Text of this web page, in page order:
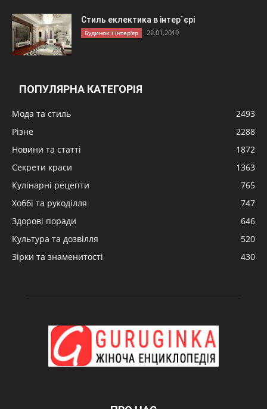
Стиль еклектика в інтер`єрі
Будинок і інтер'єр 22.01.2019
ПОПУЛЯРНА КАТЕГОРІЯ
Мода та стиль
2493
Різне
2288
Новини та статті
1872
Секрети краси
1363
Кулінарні рецепти
765
Хоббі та рукоділля
747
Здорові поради
646
Культура та дозвілля
520
Зірки та знаменитості
430